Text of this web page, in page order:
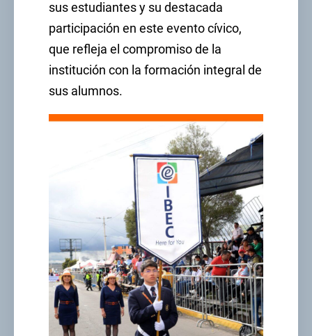
sus estudiantes y su destacada
participación en este evento cívico,
que refleja el compromiso de la
institución con la formación integral de
sus alumnos.